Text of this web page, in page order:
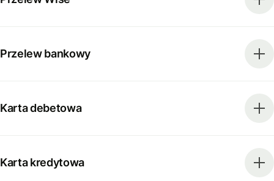
Przelew bankowy
Karta debetowa
Karta kredytowa